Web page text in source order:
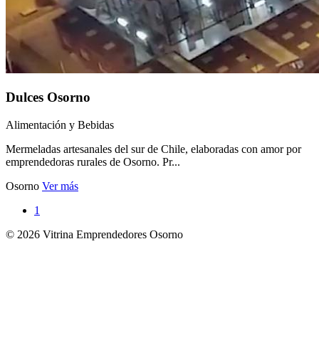
Dulces Osorno
Alimentación y Bebidas
Mermeladas artesanales del sur de Chile, elaboradas con amor por
emprendedoras rurales de Osorno. Pr...
Osorno Ver más
1
© 2026 Vitrina Emprendedores Osorno